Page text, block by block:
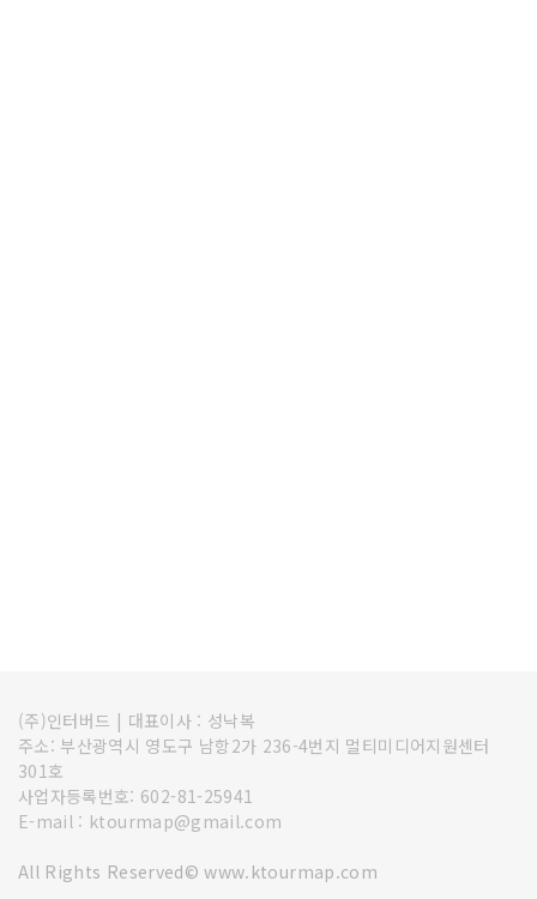
(주)인터버드 | 대표이사 : 성낙복
주소: 부산광역시 영도구 남항2가 236-4번지 멀티미디어지원센터
301호
사업자등록번호: 602-81-25941
E-mail : ktourmap@gmail.com
All Rights Reserved© www.ktourmap.com